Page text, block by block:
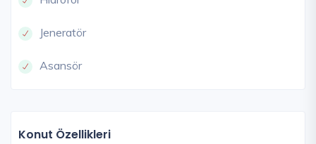
Jeneratör
Asansör
Konut Özellikleri